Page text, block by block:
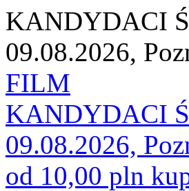
KANDYDACI
09.08.2026,
FILM
KANDYDACI
09.08.2026,
od 10,00 pln